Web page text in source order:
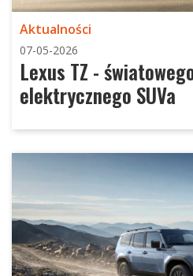
Aktualności
07-05-2026
Lexus TZ -
elektrycznego SUVa